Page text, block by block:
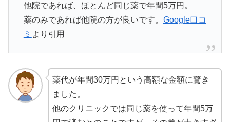
他院であれば、ほとんど同じ薬で年間5万円。
薬のみであれば他院の方が良いです。 Google口コ
ミ より引用
薬代が年間30万円という高額な金額に驚き
ました。
他のクリニックでは同じ薬を使って年間5万